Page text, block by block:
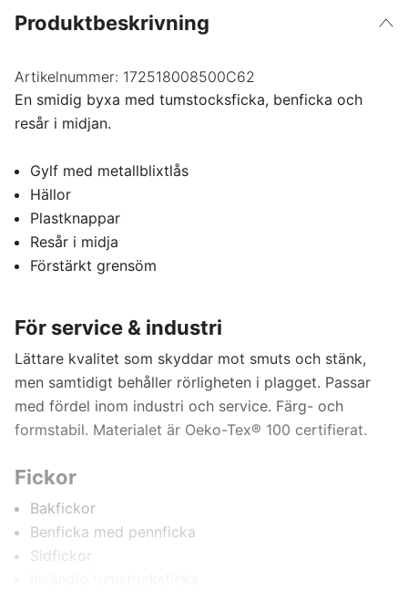
C52
C54
C56
C58
C60
C64
C146
C148
Produktbeskrivning
Artikelnummer: 172518008500C62
En smidig byxa med tumstocksficka, benficka och
resår i midjan.
Gylf med metallblixtlås
Hällor
Plastknappar
Resår i midja
Förstärkt grensöm
För service & industri
Lättare kvalitet som skyddar mot smuts och stänk,
men samtidigt behåller rörligheten i plagget. Passar
med fördel inom industri och service. Färg- och
formstabil. Materialet är Oeko-Tex® 100 certifierat.
Fickor
Bakfickor
Benficka med pennficka
Sidfickor